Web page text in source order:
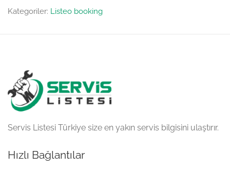
Kategoriler: Listeo booking
Servis Listesi Türkiye size en yakın servis bilgisini ulaştırır.
Hızlı Bağlantılar